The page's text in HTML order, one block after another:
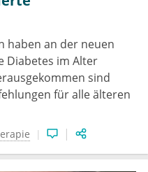
haben an der neuen
Diabetes im Alter
sind
für alle älteren